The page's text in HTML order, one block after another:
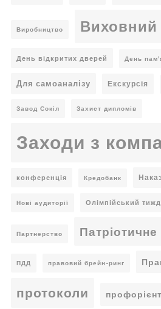
Виробництво Виховний
День відкритих дверей День
Для самоаналізу Екскурсія
Завод Сокіл Захист дипломів
Заходи з
конференція Кредобанк
Нові аудиторії Олімпійський
Партнерство
ПДД правовий брейн-ринг
протоколи